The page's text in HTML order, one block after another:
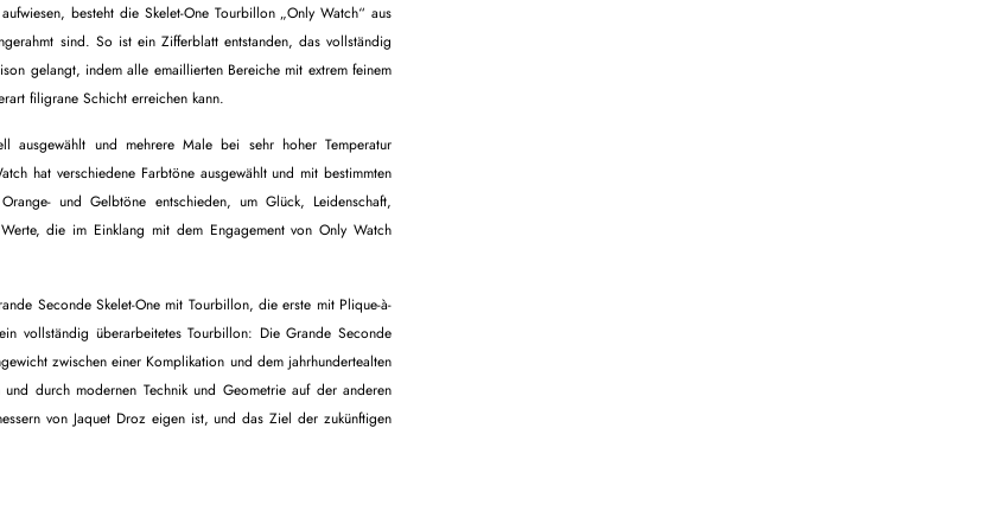
besteht die Skelet-One Tourbillon „Only Watch“ aus
sind. So ist ein Zifferblatt entstanden, das vollständig
gelangt, indem alle emaillierten Bereiche mit extrem feinem
filigrane Schicht erreichen kann.
ausgewählt und mehrere Male bei sehr hoher Temperatur
hat verschiedene Farbtöne ausgewählt und mit bestimmten
und Gelbtöne entschieden, um Glück, Leidenschaft,
die im Einklang mit dem Engagement von Only Watch
Seconde Skelet-One mit Tourbillon, die erste mit Plique-à-
vollständig überarbeitetes Tourbillon: Die Grande Seconde
zwischen einer Komplikation und dem jahrhundertealten
durch modernen Technik und Geometrie auf der anderen
von Jaquet Droz eigen ist, und das Ziel der zukünftigen